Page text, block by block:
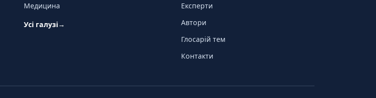
Медицина
Усі галузі→
Експерти
Автори
Глосарій тем
Контакти